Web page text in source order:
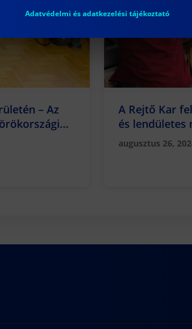
– Az
A Rejtő Kar
és lendületes
augusztus 26,
Adatvédelmi és adatkezelési tájékoztató